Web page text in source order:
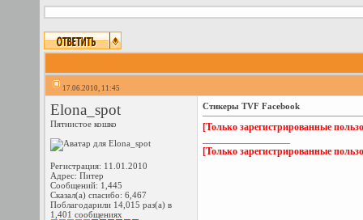
17.06.2010, 11:45
Elona_spot
Пятнистое кошко
Регистрация: 11.01.2010
Адрес: Питер
Сообщений: 1,445
Сказал(а) спасибо: 6,467
Поблагодарили 14,015 раз(а) в
1,401 сообщениях
Стикеры TVF Facebook
[Только зарегистрированные
[Только зарегистрированные